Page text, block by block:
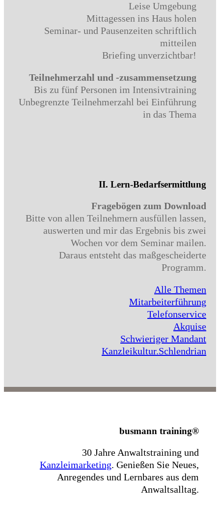
Leise Umgebung
Mittagessen ins Haus holen
Seminar- und Pausenzeiten schriftlich
mitteilen
Briefing unverzichtbar!
Teilnehmerzahl und -zusammensetzung
Bis zu fünf Personen im Intensivtraining
Unbegrenzte Teilnehmerzahl bei Einführung
in das Thema
II. Lern-Bedarfsermittlung
Fragebögen zum Download
Bitte von allen Teilnehmern ausfüllen lassen,
auswerten und mir das Ergebnis bis zwei
Wochen vor dem Seminar mailen.
Daraus entsteht das maßgescheiderte
Programm.
Alle Themen
Mitarbeiterführung
Telefonservice
Akquise
Schwieriger Mandant
Kanzleikultur.Schlendrian
busmann training®
30 Jahre Anwaltstraining und
Kanzleimarketing. Genießen Sie Neues,
Anregendes und Lernbares aus dem
Anwaltsalltag.